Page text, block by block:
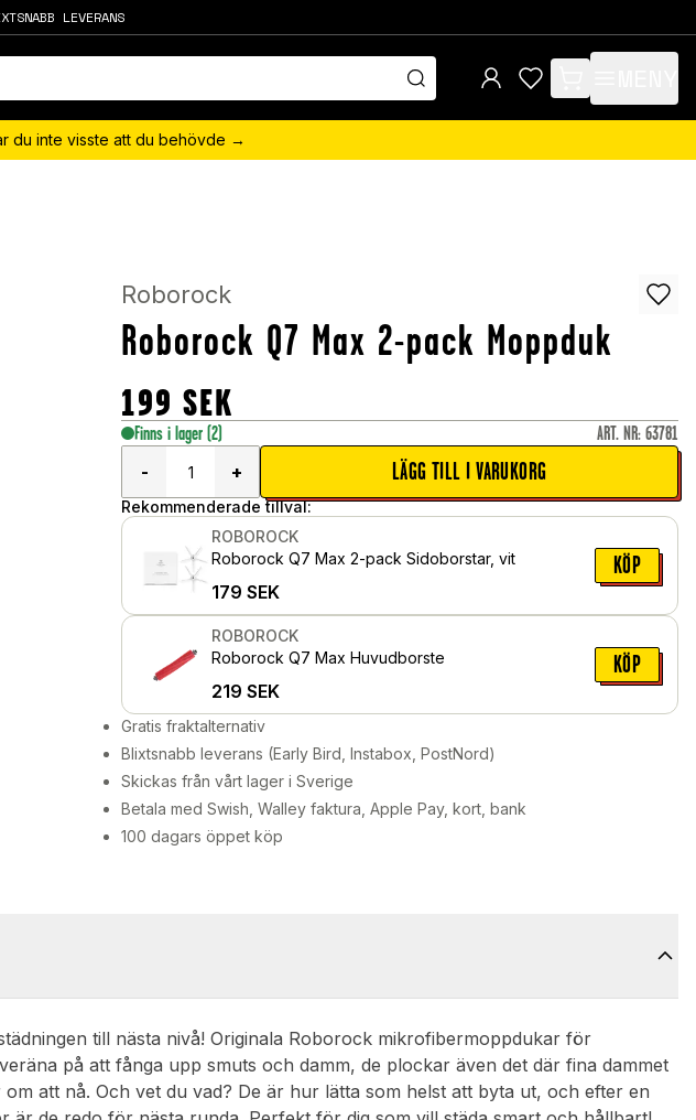
LEVERANS
items in cart, view
du inte visste att du behövde →
Roborock
Roborock Q7 Max 2-pack Moppduk
199 SEK
Finns i lager (2) ART. NR: 63781
-
+ LÄGG TILL I VARUKORG
Rekommenderade tillval:
ROBOROCK
Roborock Q7 Max 2-pack Sidoborstar, vit
179 SEK
KÖP
ROBOROCK
Roborock Q7 Max Huvudborste
219 SEK
KÖP
Gratis fraktalternativ
Blixtsnabb leverans (Early Bird, Instabox, PostNord)
Skickas från vårt lager i Sverige
Betala med Swish, Walley faktura, Apple Pay, kort, bank
100 dagars öppet köp
till nästa nivå! Originala Roborock mikrofibermoppdukar för
på att fånga upp smuts och damm, de plockar även det där fina dammet
att nå. Och vet du vad? De är hur lätta som helst att byta ut, och efter en